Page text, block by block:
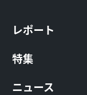
レポート
特集
ニュース